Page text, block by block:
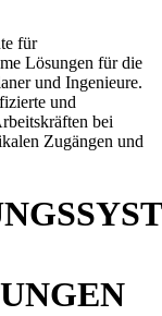
für
Lösungen für die
und Ingenieure.
und
bei
Zugängen und